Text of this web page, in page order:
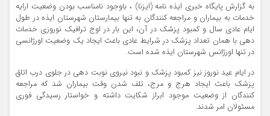
به گزارش پایگاه خبری ایذه نامه (ایزنا) ، باوجود نامناسب بودن وضعیت ارایه
خدمات به بیماران و مراجعه کنندگان به تنها بیمارستان شهرستان ایذه در طول
ایام عادی سال و کمبود پزشک در آن، این بار در اوج ترافیک نوروزی خدمات
دهی با همان تعداد پزشک در شرایط عادی باعث ایجاد یک وضعیت اورژانسی
در تنها اورژانس شهرستان ایذه شده است.
در ایام عید نوروز نیز کمبود پزشک و نبود نیروی نوبت دهی در جلوی درب اتاق
پزشک باعث ایجاد هرج و مرج، تلف شدن وقت بیماران شد که مراجعه
کنندگان از وضعیت موجود ابراز شکایت داشته و خواستار رسیدگی فوری
مسئولان امر شدند.